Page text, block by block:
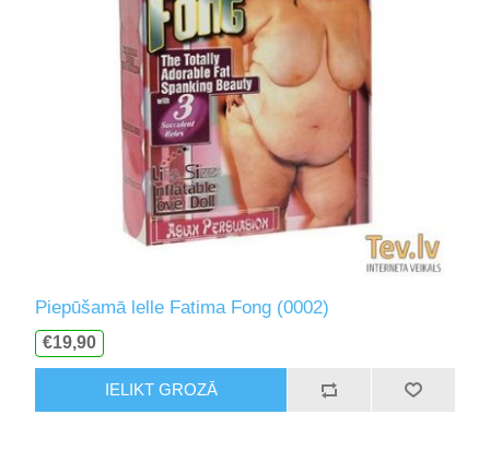
Piepūšamā lelle Fatima Fong (0002)
€19,90
IELIKT GROZĀ